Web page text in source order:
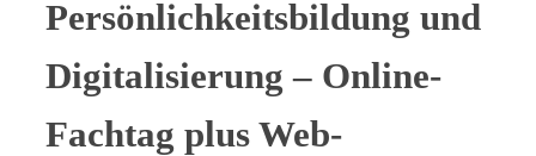
Persönlichkeitsbildung und
Digitalisierung – Online-
Fachtag plus Web-